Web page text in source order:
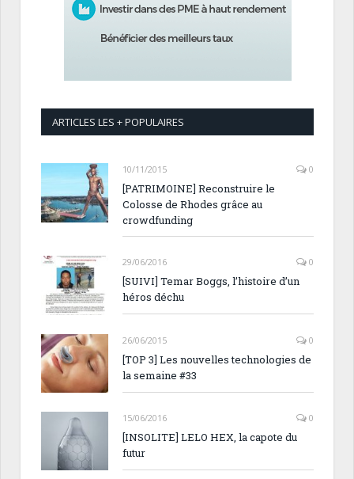
ARTICLES LES + POPULAIRES
10/11/2015 0
[PATRIMOINE] Reconstruire le
Colosse de Rhodes grâce au
crowdfunding
29/06/2016 0
[SUIVI] Temar Boggs, l’histoire d’un
héros déchu
26/06/2015 0
[TOP 3] Les nouvelles technologies de
la semaine #33
15/06/2016 0
[INSOLITE] LELO HEX, la capote du
futur